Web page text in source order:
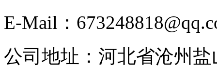
E-Mail：
公司地址：河北省沧州